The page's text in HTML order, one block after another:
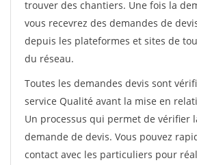
trouver des chantiers. Une fois la
vous recevrez des demandes de
depuis les plateformes et sites de
du réseau.
Toutes les demandes devis sont
service Qualité avant la mise en
Un processus qui permet de vérifier
demande de devis. Vous pouvez
contact avec les particuliers pour